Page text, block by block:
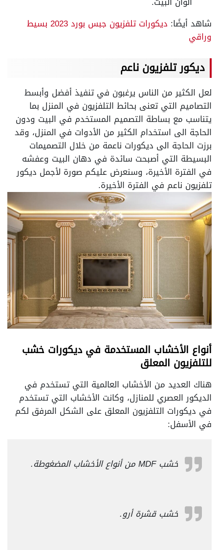
شاهد أيضًا:
ديكورات تلفزيون جبس بورد 2023 بسيط
وراقي
ديكور تلفزيون ناعم
لعل الكثير من الناس يرغبون في تنفيذ أفضل وأبسط
التصاميم التي تعنى بحائط التلفزيون في المنزل بما
يتناسب مع بساطة التصميم المستخدم في البيت ودون
الحاجة الى استخدام الكثير من الأدوات في المنزل، وقد
برزت الحاجة الى ديكورات ناعمة من خلال التصميمات
البسيطة التي أصبحت سائدة في دهان البيت وعفشه
في الفترة الأخيرة، وسنعرض عليكم صورة لأجمل ديكور
تلفزيون ناعم في الفترة الأخيرة.
أنواع الأخشاب المستخدمة في ديكورات خشب
للتلفزيون المعلق
هناك العديد من الأخشاب العالمية التي تستخدم في
الديكور العصري للمنازل، وكانت الأخشاب التي تستخدم
في ديكورات التلفزيون المعلق على الشكل المرفق لكم
في الأسفل:
خشب MDF من أنواع الأخشاب المضغوطة.
خشب قشرة أرو.